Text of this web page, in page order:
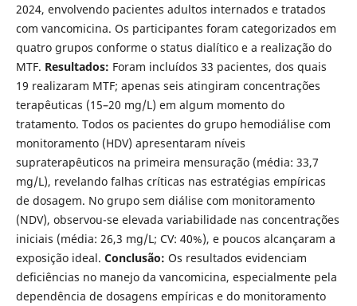
2024, envolvendo pacientes adultos internados e tratados
com vancomicina. Os participantes foram categorizados em
quatro grupos conforme o status dialítico e a realização do
MTF. Resultados: Foram incluídos 33 pacientes, dos quais
19 realizaram MTF; apenas seis atingiram concentrações
terapêuticas (15–20 mg/L) em algum momento do
tratamento. Todos os pacientes do grupo hemodiálise com
monitoramento (HDV) apresentaram níveis
supraterapêuticos na primeira mensuração (média: 33,7
mg/L), revelando falhas críticas nas estratégias empíricas
de dosagem. No grupo sem diálise com monitoramento
(NDV), observou-se elevada variabilidade nas concentrações
iniciais (média: 26,3 mg/L; CV: 40%), e poucos alcançaram a
exposição ideal. Conclusão: Os resultados evidenciam
deficiências no manejo da vancomicina, especialmente pela
dependência de dosagens empíricas e do monitoramento